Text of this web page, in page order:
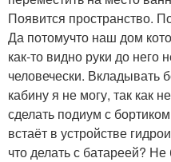
Появится пространство.
Да потомучто наш дом
как-то видно руки до него
человечески. Вкладывать
кабину я не могу, так как
сделать подиум с
встаёт в устройстве
что делать с батареей?